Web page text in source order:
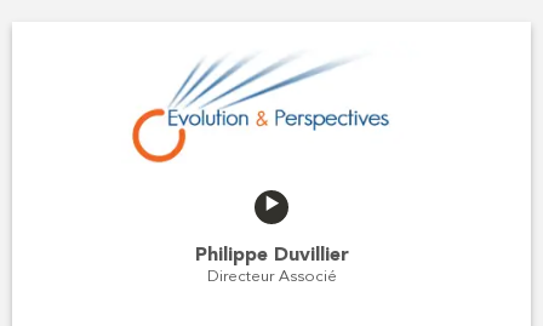
Philippe Duvillier
Directeur Associé